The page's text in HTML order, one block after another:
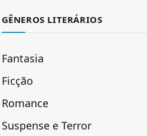
GÊNEROS LITERÁRIOS
Fantasia
Ficção
Romance
Suspense e Terror